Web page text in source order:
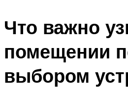
Что важно
помещении
выбором